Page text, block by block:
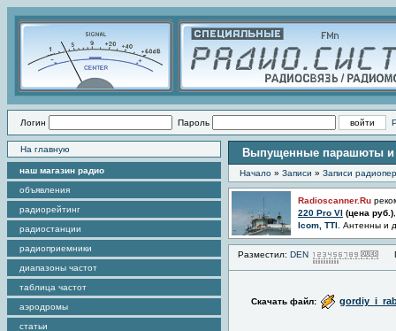
Логин Пароль
На главную
наш магазин радио
объявления
радиорейтинг
радиостанции
радиоприемники
диапазоны частот
таблица частот
аэродромы
статьи
Выпущенные парашюты и
Начало » Записи » Записи
Radioscanner.Ru
220 Pro VI (цена руб.)
Icom, TTI . Антенны и
Разместил: DEN
Скачать файл: